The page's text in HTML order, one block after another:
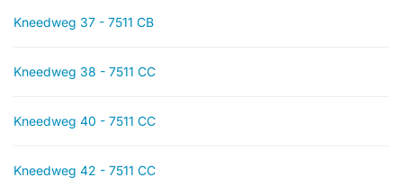
Kneedweg 37 - 7511 CB
Kneedweg 38 - 7511 CC
Kneedweg 40 - 7511 CC
Kneedweg 42 - 7511 CC